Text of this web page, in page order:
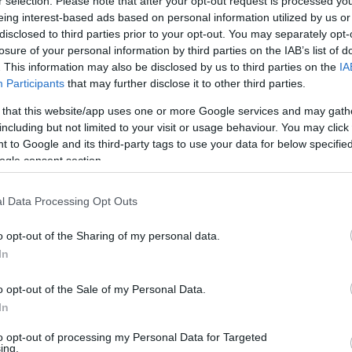
interest-based ads based on personal information utilized by us
to third parties prior to your opt-out. You may separately
of your personal information by third parties on the IAB’s list of
This information may also be disclosed by us to third parties on the
Participants that may further disclose it to other third parties.
that this website/app uses one or more Google services and may
but not limited to your visit or usage behaviour. You may
to Google and its third-party tags to use your data for below
consent section.
Data Processing Opt Outs
opt-out of the Sharing of my personal data.
opt-out of the Sale of my Personal Data.
opt-out of processing my Personal Data for Targeted
A VAS-HEGY KÖRNYÉKÉN
a vas-hegy / eisenberg
PONT ANNAK A BÖLLÉRNAPNAK LETT A
MINDEGYIKE MEGHÍVÁST KAPOTT
is támogatta némi pénzzel.
MELLETT, ÖTEN JÖNNEK ÁTADNI
A KÉTFARKÚ KUTYAPÁRT A VAS01-ES